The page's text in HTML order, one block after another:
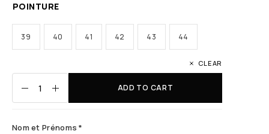
POINTURE
39 40 41 42 43 44
CLEAR
ADD TO CART
Nom et Prénoms*